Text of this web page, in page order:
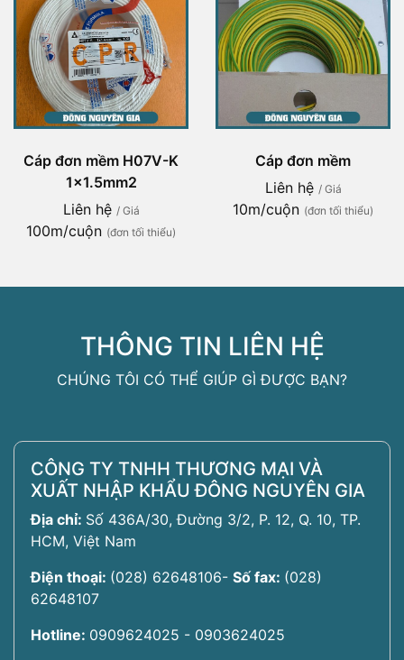
Cáp đơn mềm H07V-K
1x1.5mm2
Liên hệ / Giá
100m/cuộn (đơn tối thiểu)
Cáp đơn mềm
Liên hệ / Giá
10m/cuộn (đơn tối thiểu)
THÔNG TIN LIÊN HỆ
CHÚNG TÔI CÓ THỂ GIÚP GÌ ĐƯỢC BẠN?
CÔNG TY TNHH THƯƠNG MẠI VÀ
XUẤT NHẬP KHẨU ĐÔNG NGUYÊN GIA
Địa chỉ: Số 436A/30, Đường 3/2, P. 12, Q. 10, TP.
HCM, Việt Nam
Điện thoại: (028) 62648106- Số fax: (028)
62648107
Hotline: 0909624025 - 0903624025